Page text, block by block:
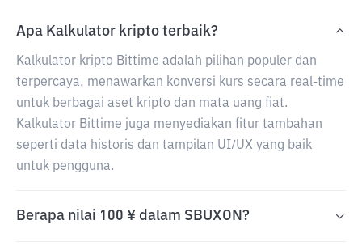
Apa Kalkulator kripto terbaik?
Kalkulator kripto Bittime adalah pilihan populer dan
terpercaya, menawarkan konversi kurs secara real-time
untuk berbagai aset kripto dan mata uang fiat.
Kalkulator Bittime juga menyediakan fitur tambahan
seperti data historis dan tampilan UI/UX yang baik
untuk pengguna.
Berapa nilai 100 ¥ dalam SBUXON?